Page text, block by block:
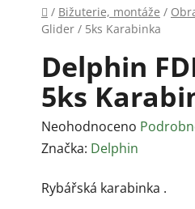
Domů
/ Bižuterie, montáže /
Glider / 5ks Karabinka
Delphin
5ks
Průměrné
hodnocení
je
Neohodnoceno
Značka: Delphin
Rybářská karabinka .